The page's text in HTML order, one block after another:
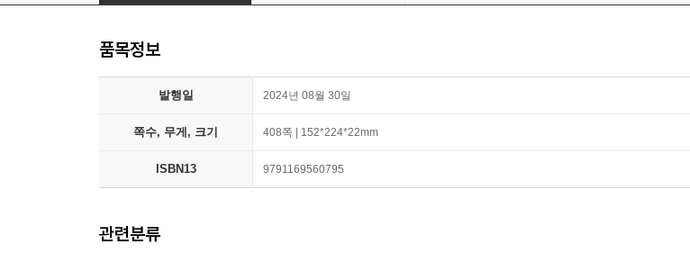
품목정보
발행일 2024년 08월 30일
쪽수, 무게, 크기 408쪽 | 152*224*22mm
ISBN13 9791169560795
관련분류